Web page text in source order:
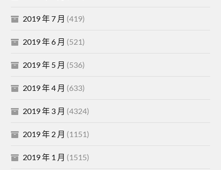
2019 年 7 月 (419)
2019 年 6 月 (521)
2019 年 5 月 (536)
2019 年 4 月 (633)
2019 年 3 月 (4324)
2019 年 2 月 (1151)
2019 年 1 月 (1515)